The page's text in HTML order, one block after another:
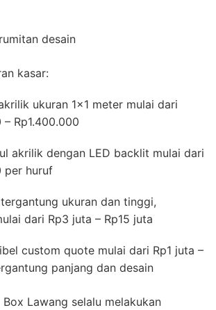
desain
kasar:
ukuran 1×1 meter mulai dari
Rp1.400.000
akrilik dengan LED backlit mulai dari
per huruf
ukuran dan tinggi,
dari Rp3 juta – Rp15 juta
custom quote mulai dari Rp1 juta –
panjang dan desain
Box Lawang selalu melakukan